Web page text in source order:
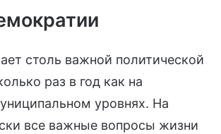
столь важной политической
раз в год как на
уровнях. На
все важные вопросы жизни